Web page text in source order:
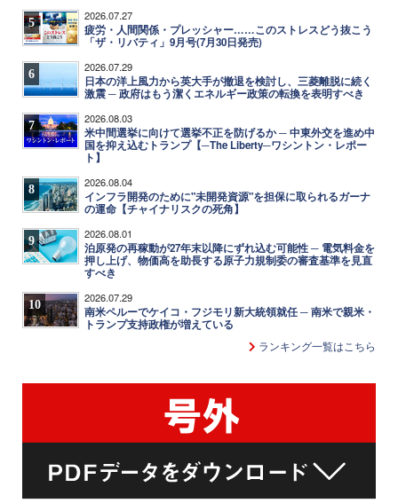
5 2026.07.27
疲労・人間関係・プレッシャー……このストレスどう抜こう
「ザ・リバティ」9月号(7月30日発売)
6 2026.07.29
日本の洋上風力から英大手が撤退を検討し、三菱離脱に続く
激震 ─ 政府はもう潔くエネルギー政策の転換を表明すべき
7 2026.08.03
米中間選挙に向けて選挙不正を防げるか ─ 中東外交を進め中
国を抑え込むトランプ【─The Liberty─ワシントン・レポー
ト】
8 2026.08.04
インフラ開発のために"未開発資源"を担保に取られるガーナ
の運命【チャイナリスクの死角】
9 2026.08.01
泊原発の再稼動が27年末以降にずれ込む可能性 ─ 電気料金を
押し上げ、物価高を助長する原子力規制委の審査基準を見直
すべき
10 2026.07.29
南米ペルーでケイコ・フジモリ新大統領就任 ─ 南米で親米・
トランプ支持政権が増えている
ランキング一覧はこちら